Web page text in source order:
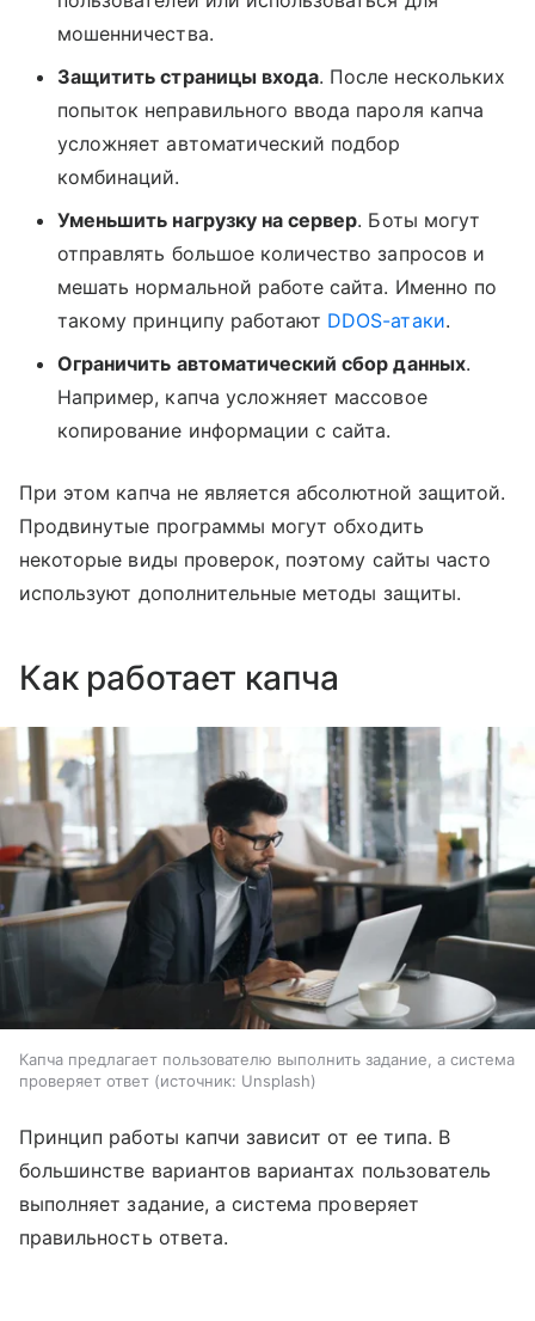
мошенничества.
Защитить страницы входа. После нескольких
попыток неправильного ввода пароля капча
усложняет автоматический подбор
комбинаций.
Уменьшить нагрузку на сервер. Боты могут
отправлять большое количество запросов и
мешать нормальной работе сайта. Именно по
такому принципу работают DDOS-атаки.
Ограничить автоматический сбор данных.
Например, капча усложняет массовое
копирование информации с сайта.
При этом капча не является абсолютной защитой.
Продвинутые программы могут обходить
некоторые виды проверок, поэтому сайты часто
используют дополнительные методы защиты.
Как работает капча
Капча предлагает пользователю выполнить задание, а система
проверяет ответ
источник: Unsplash
Принцип работы капчи зависит от ее типа. В
большинстве вариантов вариантах пользователь
выполняет задание, а система проверяет
правильность ответа.